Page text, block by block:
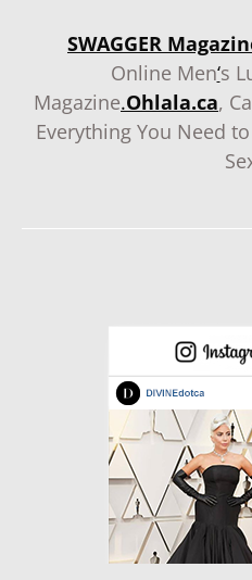
SWAGGER
Online Men‘s
Magazine.Ohlala.ca,
Everything You Need